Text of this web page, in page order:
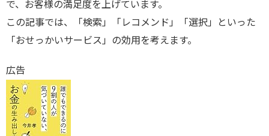
で、お客様の満足度を上げています。
この記事では、「検索」「レコメンド」「選択」といった
「おせっかいサービス」の効用を考えます。
広告